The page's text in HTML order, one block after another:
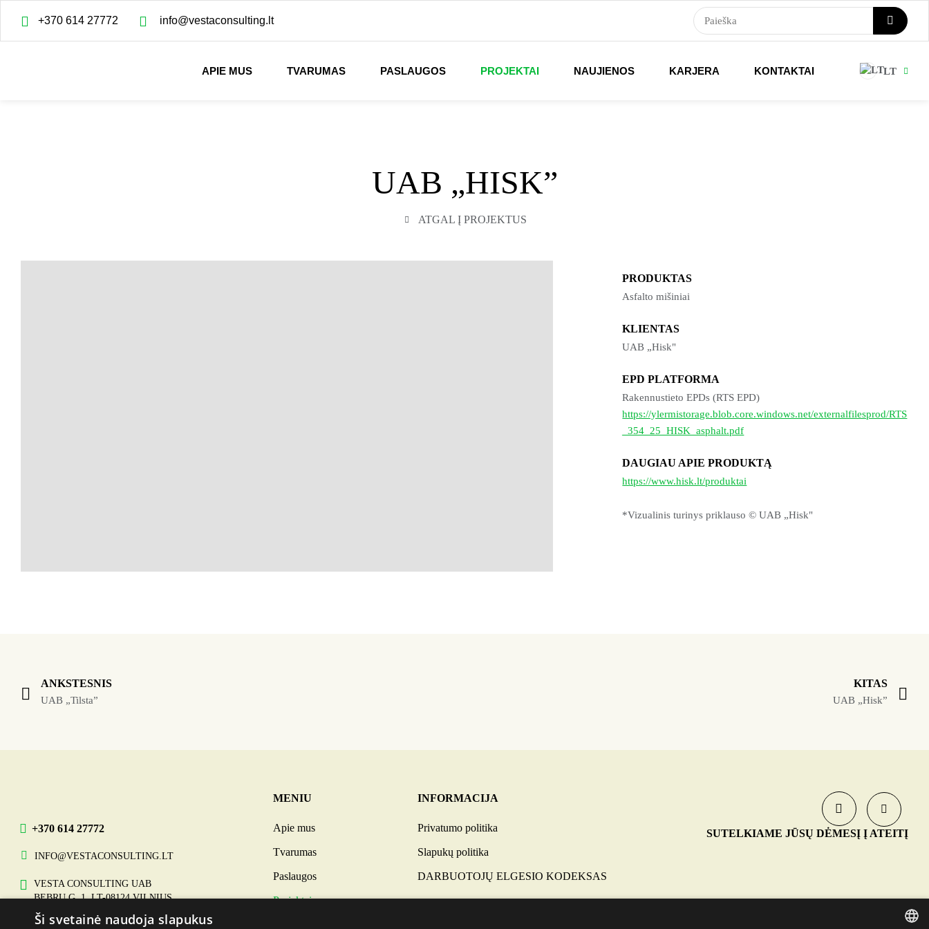
+370 614 27772 info@vestaconsulting.lt
APIE MUS TVARUMAS PASLAUGOS PROJEKTAI NAUJIENOS KARJERA KONTAKTAI LT
UAB „HISK”
ATGAL Į PROJEKTUS
PRODUKTAS
Asfalto mišiniai
KLIENTAS
UAB „Hisk"
EPD PLATFORMA
Rakennustieto EPDs (RTS EPD)
https://ylermistorage.blob.core.windows.net/externalfilesprod/RTS
_354_25_HISK_asphalt.pdf
DAUGIAU APIE PRODUKTĄ
https://www.hisk.lt/produktai
*Vizualinis turinys priklauso © UAB „Hisk"
ANKSTESNIS
UAB „Tilsta”
KITAS
UAB „Hisk”
+370 614 27772
INFO@VESTACONSULTING.LT
VESTA CONSULTING UAB
BEBRŲ G. 1, LT-08124 VILNIUS
MENIU
Apie mus
Tvarumas
Paslaugos
Projektai
INFORMACIJA
Privatumo politika
Slapukų politika
DARBUOTOJŲ ELGESIO KODEKSAS
SUTELKIAME JŪSŲ DĖMESĮ Į ATEITĮ
Ši svetainė naudoja slapukus